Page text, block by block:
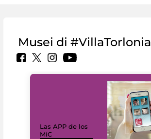
Musei di #VillaTorlonia
Las APP de los
MiC